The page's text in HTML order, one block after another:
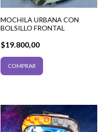
MOCHILA URBANA CON
BOLSILLO FRONTAL
$19.800,00